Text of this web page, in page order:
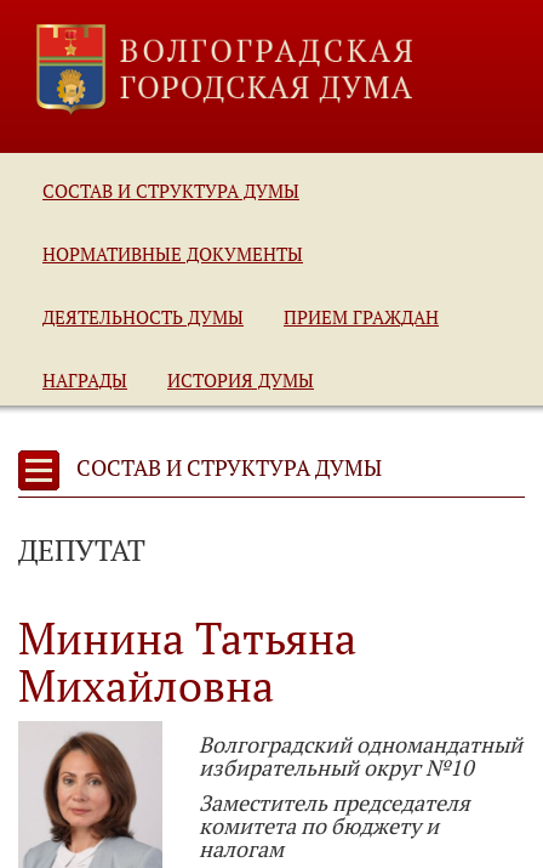
СОСТАВ И СТРУКТУРА ДУМЫ
НОРМАТИВНЫЕ ДОКУМЕНТЫ
ДЕЯТЕЛЬНОСТЬ ДУМЫ ПРИЕМ ГРАЖДАН
НАГРАДЫ ИСТОРИЯ ДУМЫ
СОСТАВ И СТРУКТУРА ДУМЫ
ДЕПУТАТ
Минина Татьяна
Михайловна
Волгоградский одномандатный
избирательный округ №10
Заместитель председателя
комитета по бюджету и
налогам